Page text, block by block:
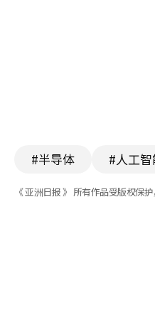
#半导体 #人工智
《 亚洲日报 》 所有作品受版权保